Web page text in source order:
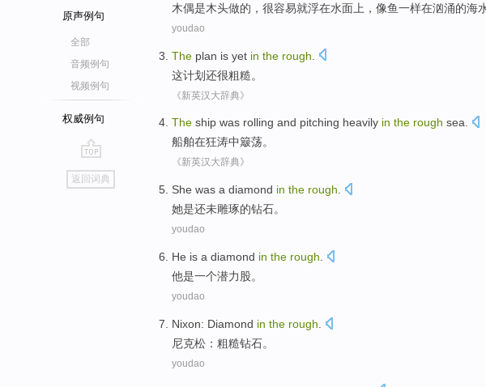
原声例句
全部
音频例句
视频例句
权威例句
go
top
返回词典
木偶是木头做的 ， 很容易就浮在水面上 ， 像鱼一样在汹涌的海
youdao
The plan is yet in the rough
这计划还很粗糙。
《新英汉大辞典》
The ship was rolling and pitching heavily in the rough sea.
船舶在狂涛中簸荡。
《新英汉大辞典》
She was a diamond in the rough
她是还未雕琢的钻石。
youdao
He is a diamond in the rough
他是一个潜力 股。
youdao
Nixon: Diamond in the rough
尼克松 ： 粗糙钻石。
youdao